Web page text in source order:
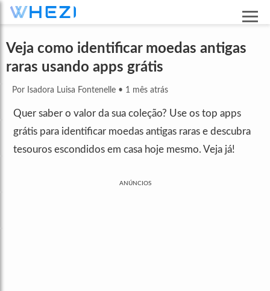
Veja como identificar moedas antigas
raras usando apps grátis
Por Isadora Luisa Fontenelle • 1 mês atrás
Quer saber o valor da sua coleção? Use os top apps
grátis para identificar moedas antigas raras e descubra
tesouros escondidos em casa hoje mesmo. Veja já!
ANÚNCIOS